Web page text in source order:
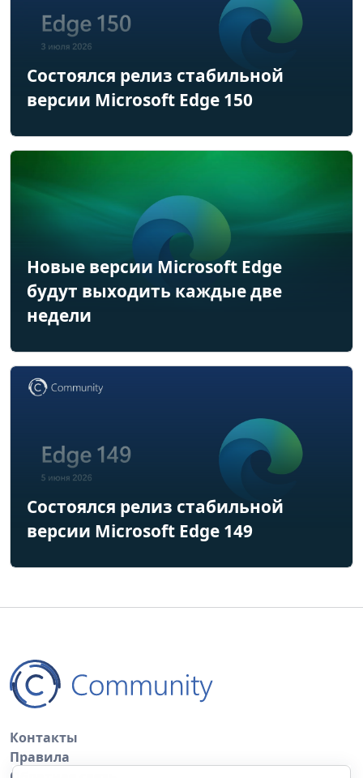
Состоялся релиз стабильной
версии Microsoft Edge 150
Новые версии Microsoft Edge
будут выходить каждые две
недели
Состоялся релиз стабильной
версии Microsoft Edge 149
Контакты
Правила